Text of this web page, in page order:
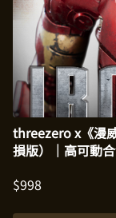
threezero x《漫
損版）｜高可動
$998